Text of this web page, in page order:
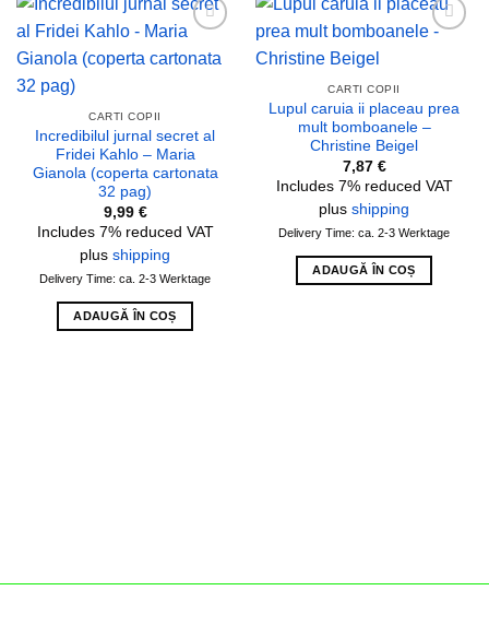
wishlist
CARTI COPII
Incredibilul jurnal secret al
Fridei Kahlo – Maria
Gianola (coperta cartonata
32 pag)
9,99 €
Includes 7% reduced VAT
plus shipping
Delivery Time: ca. 2-3 Werktage
ADAUGĂ ÎN COȘ
CARTI COPII
Lupul caruia ii placeau prea
mult bomboanele –
Christine Beigel
7,87 €
Includes 7% reduced VAT
plus shipping
Delivery Time: ca. 2-3 Werktage
ADAUGĂ ÎN COȘ